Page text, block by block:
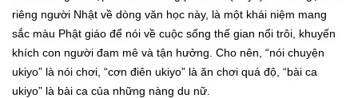
riêng người Nhật về dòng văn học này, là một khái niệm mang
sắc màu Phật giáo để nói về cuộc sống thế gian nổi trôi, khuyến
khích con người đam mê và tận hưởng. Cho nên, “nói chuyện
ukiyo” là nói chơi, “cơn điên ukiyo” là ăn chơi quá độ, “bài ca
ukiyo” là bài ca của những nàng du nữ.